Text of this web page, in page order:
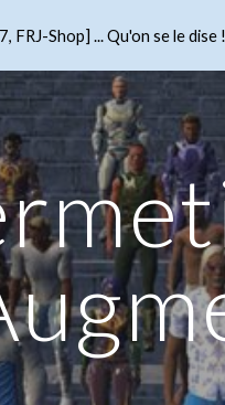
FRJ-Shop] ... Qu'on se le dise